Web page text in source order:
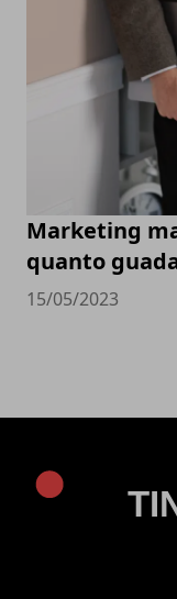
Marketing
quanto
15/05/2023